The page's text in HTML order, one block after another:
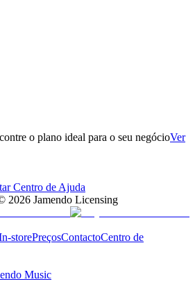
o plano ideal para o seu negócioVer
Centro de Ajuda
2026 Jamendo Licensing
storePreçosContactoCentro de
Music